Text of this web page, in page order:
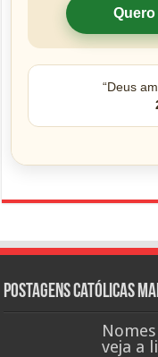
“Deus
Postagens católicas
veja a